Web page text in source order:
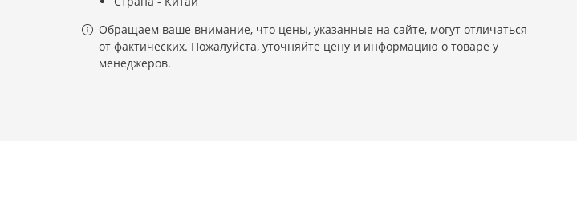
Обращаем ваше внимание, что цены, указанные на сайте, могут отличаться
от фактических. Пожалуйста, уточняйте цену и информацию о товаре у
менеджеров.